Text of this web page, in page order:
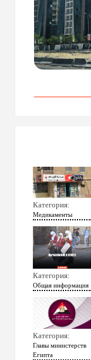
Категория:
Медикаменты
Категория:
Общая информация
Категория:
Главы министерств
Египта